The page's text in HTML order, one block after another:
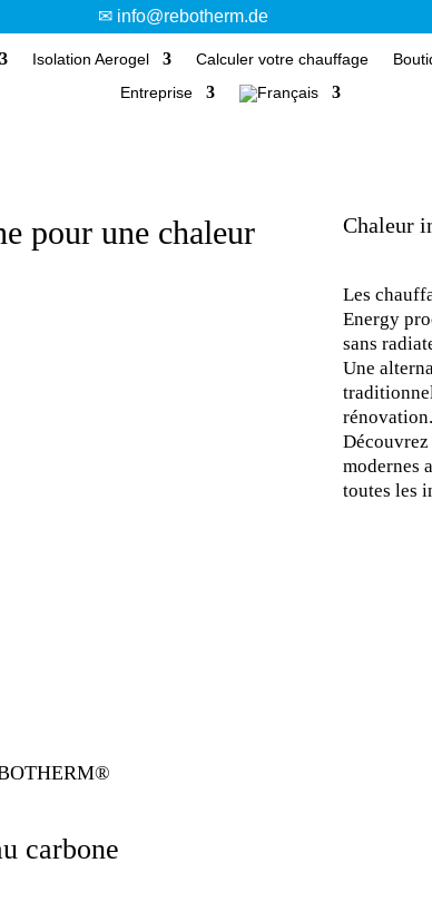
✉ info@rebotherm.de
Isolation Aerogel Calculer votre chauffage
Entreprise
pour une chaleur
Chaleur
Les
Energy
sans
Une
rénovation.
Découvrez
modernes
toutes les
carbone